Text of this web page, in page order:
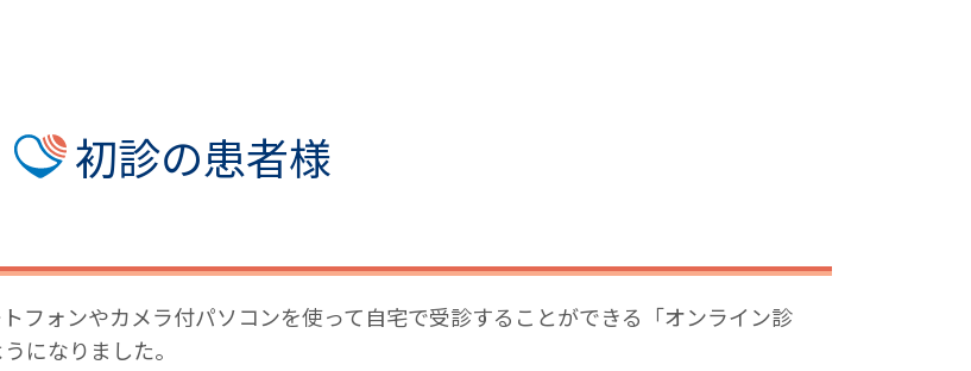
初診の患者様
フォンやカメラ付パソコンを使って自宅で受診することができる「オンライン診
になりました。